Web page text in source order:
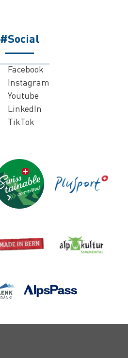
#Social
Facebook
Instagram
Youtube
LinkedIn
TikTok